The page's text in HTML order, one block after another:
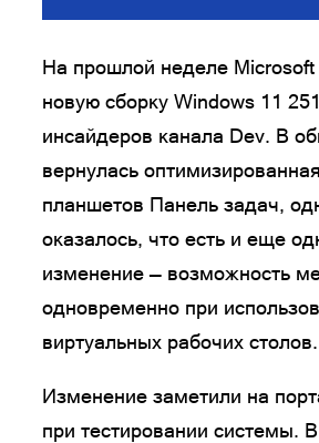
На прошлой неделе Microsoft
новую сборку Windows 11
инсайдеров канала Dev. В
вернулась
планшетов Панель задач,
оказалось, что есть и еще
изменение — возможность
одновременно при
виртуальных рабочих столов.
Изменение заметили на
при тестировании системы.